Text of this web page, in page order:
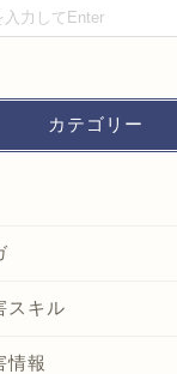
カテゴリー
スキル
情報